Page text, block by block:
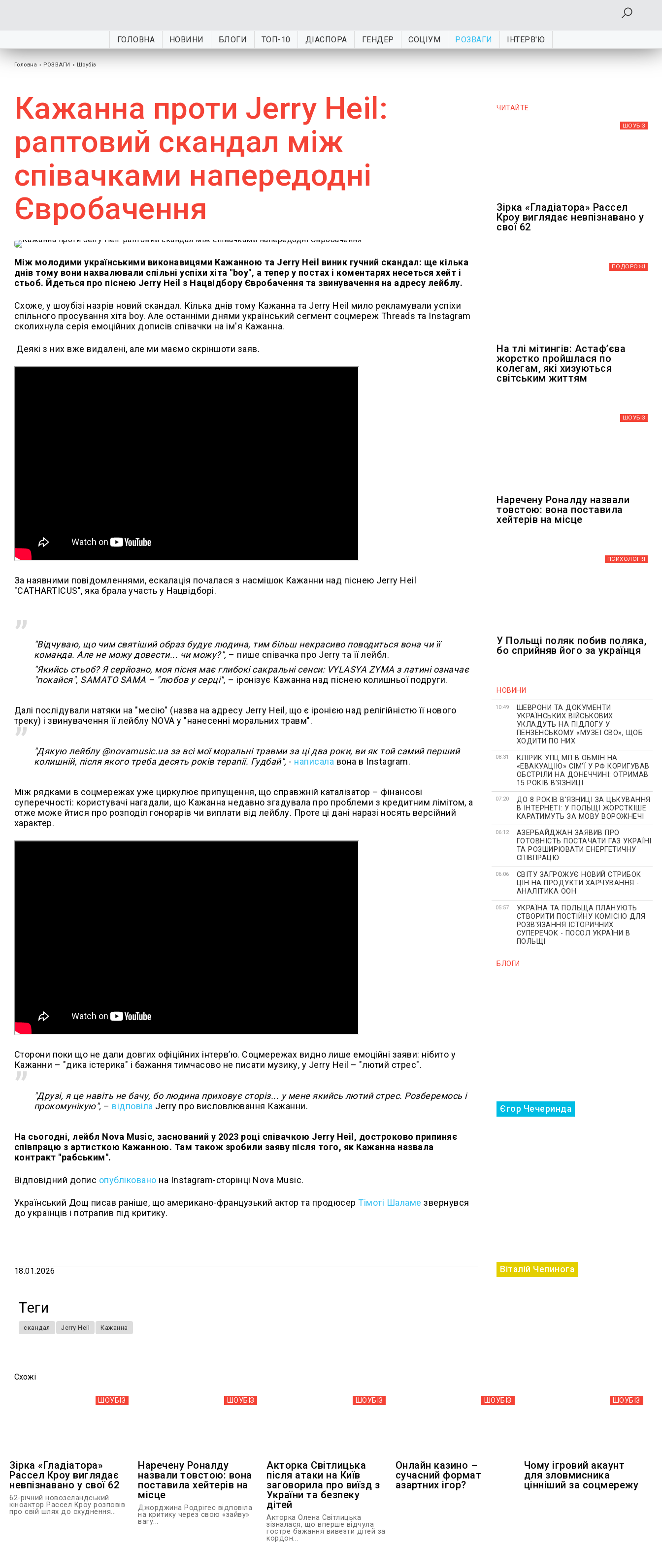
ГОЛОВНА НОВИНИ БЛОГИ ТОП-10 ДІАСПОРА ГЕНДЕР СОЦІУМ РОЗВАГИ ІНТЕРВ'Ю
Головна › РОЗВАГИ › Шоубiз
Кажанна проти Jerry Heil:
раптовий скандал між
співачками напередодні
Євробачення
Між молодими українськими виконавицями Кажанною та Jerry Heil виник гучний скандал: ще кілька
днів тому вони нахвалювали спільні успіхи хіта "boy", а тепер у постах і коментарях несеться хейт і
стьоб. Йдеться про піснею Jerry Heil з Нацвідбору Євробачення та звинувачення на адресу лейблу.
Схоже, у шоубізі назрів новий скандал. Кілька днів тому Кажанна та Jerry Heil мило рекламували успіхи
спільного просування хіта boy. Але останніми днями український сегмент соцмереж Threads та Instagram
сколихнула серія емоційних дописів співачки на ім'я Кажанна.
Деякі з них вже видалені, але ми маємо скріншоти заяв.
За наявними повідомленнями, ескалація почалася з насмішок Кажанни над піснею Jerry Heil
"CATHARTICUS", яка брала участь у Нацвідборі.
"Відчуваю, що чим святіший образ будує людина, тим більш некрасиво поводиться вона чи її
команда. Але не можу довести... чи можу?", – пише співачка про Jerry та її лейбл.
"Якийсь стьоб? Я серйозно, моя пісня має глибокі сакральні сенси: VYLASYA ZYMA з латині означає
"покайся", SAMATO SAMA – "любов у серці", – іронізує Кажанна над піснею колишньої подруги.
Далі послідували натяки на "месію" (назва на адресу Jerry Heil, що є іронією над релігійністю її нового
треку) і звинувачення її лейблу NOVA у "нанесенні моральних травм".
"Дякую лейблу @novamusic.ua за всі мої моральні травми за ці два роки, ви як той самий перший
колишній, після якого треба десять років терапії. Гудбай", - написала вона в Instagram.
Між рядками в соцмережах уже циркулює припущення, що справжній каталізатор – фінансові
суперечності: користувачі нагадали, що Кажанна недавно згадувала про проблеми з кредитним лімітом, а
отже може йтися про розподіл гонорарів чи виплати від лейблу. Проте ці дані наразі носять версійний
характер.
Сторони поки що не дали довгих офіційних інтерв’ю. Соцмережах видно лише емоційні заяви: нібито у
Кажанни – "дика істерика" і бажання тимчасово не писати музику, у Jerry Heil – "лютий стрес".
"Друзі, я це навіть не бачу, бо людина приховує сторіз... у мене якийсь лютий стрес. Розберемось і
прокомунікую", – відповіла Jerry про висловлювання Кажанни.
На сьогодні, лейбл Nova Music, заснований у 2023 році співачкою Jerry Heil, достроково припиняє
співпрацю з артисткою Кажанною. Там також зробили заяву після того, як Кажанна назвала
контракт "рабським".
Відповідний допис опубліковано на Instagram-сторінці Nova Music.
Український Дощ писав раніше, що американо-французький актор та продюсер Тімоті Шаламе звернувся
до українців і потрапив під критику.
18.01.2026
Теги
скандал Jerry Heil Кажанна
ЧИТАЙТЕ
ШОУБIЗ
Зірка «Гладіатора» Рассел
Кроу виглядає невпізнавано у
свої 62
ПОДОРОЖІ
На тлі мітингів: Астафʼєва
жорстко пройшлася по
колегам, які хизуються
світським життям
ШОУБIЗ
Наречену Роналду назвали
товстою: вона поставила
хейтерів на місце
ПСИХОЛОГІЯ
У Польщі поляк побив поляка,
бо сприйняв його за українця
НОВИНИ
10:49
ШЕВРОНИ ТА ДОКУМЕНТИ
УКРАЇНСЬКИХ ВІЙСЬКОВИХ
УКЛАДУТЬ НА ПІДЛОГУ У
ПЕНЗЕНСЬКОМУ «МУЗЕЇ СВО», ЩОБ
ХОДИТИ ПО НИХ
08:31
КЛІРИК УПЦ МП В ОБМІН НА
«ЕВАКУАЦІЮ» СІМʼЇ У РФ КОРИГУВАВ
ОБСТРІЛИ НА ДОНЕЧЧИНІ: ОТРИМАВ
15 РОКІВ ВʼЯЗНИЦІ
07:20
ДО 8 РОКІВ В'ЯЗНИЦІ ЗА ЦЬКУВАННЯ
В ІНТЕРНЕТІ: У ПОЛЬЩІ ЖОРСТКІШЕ
КАРАТИМУТЬ ЗА МОВУ ВОРОЖНЕЧІ
06:12
АЗЕРБАЙДЖАН ЗАЯВИВ ПРО
ГОТОВНІСТЬ ПОСТАЧАТИ ГАЗ УКРАЇНІ
ТА РОЗШИРЮВАТИ ЕНЕРГЕТИЧНУ
СПІВПРАЦЮ
06:06
СВІТУ ЗАГРОЖУЄ НОВИЙ СТРИБОК
ЦІН НА ПРОДУКТИ ХАРЧУВАННЯ -
АНАЛІТИКА ООН
05:57
УКРАЇНА ТА ПОЛЬЩА ПЛАНУЮТЬ
СТВОРИТИ ПОСТІЙНУ КОМІСІЮ ДЛЯ
РОЗВ'ЯЗАННЯ ІСТОРИЧНИХ
СУПЕРЕЧОК - ПОСОЛ УКРАЇНИ В
ПОЛЬЩІ
БЛОГИ
Єгор Чечеринда
Віталій Чепинога
Схожi
ШОУБIЗ
Зірка «Гладіатора»
Рассел Кроу виглядає
невпізнавано у свої 62
62-річний новозеландський
кіноактор Рассел Кроу розповів
про свій шлях до схуднення...
ШОУБIЗ
Наречену Роналду
назвали товстою: вона
поставила хейтерів на
місце
Джорджина Родрігес відповіла
на критику через свою «зайву»
вагу...
ШОУБIЗ
Акторка Світлицька
після атаки на Київ
заговорила про виїзд з
України та безпеку
дітей
Акторка Олена Світлицька
зізналася, що вперше відчула
гостре бажання вивезти дітей за
кордон...
ШОУБIЗ
Онлайн казино –
сучасний формат
азартних ігор?
ШОУБIЗ
Чому ігровий акаунт
для зловмисника
цінніший за соцмережу